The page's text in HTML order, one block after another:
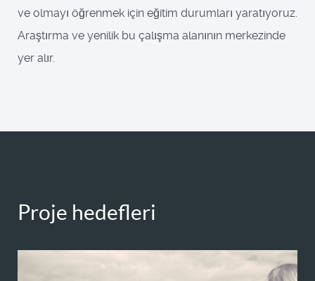
ve olmayı öğrenmek için eğitim durumları yaratıyoruz.
Araştırma ve yenilik bu çalışma alanının merkezinde
yer alır.
Proje hedefleri